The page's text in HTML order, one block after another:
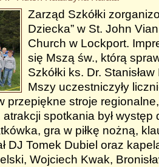
Zarząd Szkółki
Dziecka” w St. John
Church w Lockport.
się Mszą św., którą
Szkółki ks. Dr.
Mszy uczestniczyły
przepiękne stroje
spotkania był występ
gra w piłkę nożną,
DJ Tomek Dubiel oraz
Wojciech Kwak,